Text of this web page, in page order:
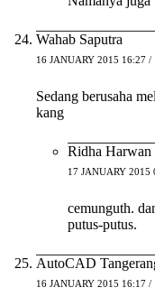
Wahab Saputra
16 JANUARY 2015 16:27 /
Sedang berusaha
kang
Ridha Harwan
17 JANUARY 2015
cemunguth.
putus-putus.
AutoCAD
16 JANUARY 2015 16:17 /